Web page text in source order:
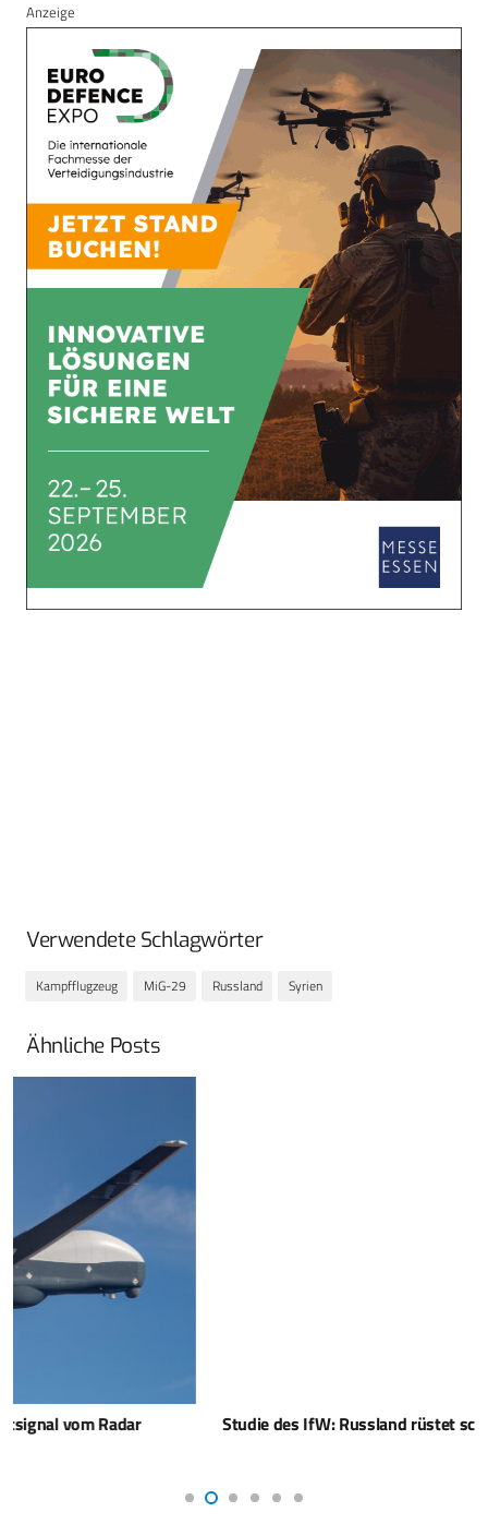
Anzeige
Verwendete Schlagwörter
Kampfflugzeug MiG-29 Russland Syrien
Ähnliche Posts
Studie des IfW: Russland rüstet schneller als Europa